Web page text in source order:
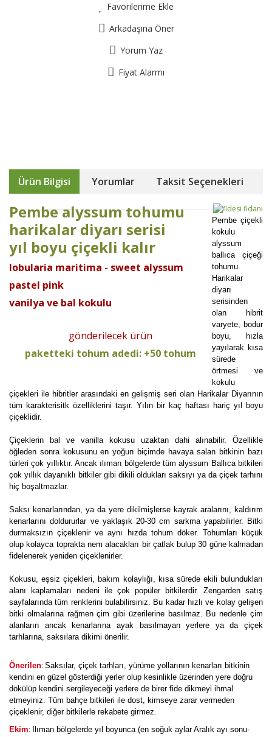
Favorilerime Ekle
Arkadaşına Öner
Yorum Yaz
Fiyat Alarmı
Ürün Bilgisi Yorumlar Taksit Seçenekleri
Pembe alyssum tohumu
harikalar diyarı serisi
yıl boyu çiçekli kalır
lobularia maritima - sweet alyssum
pastel pink
vanilya ve bal kokulu
gönderilecek ürün
paketteki tohum adedi: +50 tohum
Pembe çiçekli
kokulu
alyssum
ballıca çiçeği
tohumu.
Harikalar
diyarı
serisinden
olan hibrit
varyete, bodur
boyu, hızla
yayılarak kısa
sürede
örtmesi ve
kokulu
çiçekleri ile hibritler arasındaki en gelişmiş seri olan Harikalar Diyarının
tüm karakterisitk özelliklerini taşır. Yılın bir kaç haftası hariç yıl boyu
çiçeklidir.
Çiçeklerin bal ve vanilla kokusu uzaktan dahi alınabilir. Özellikle
öğleden sonra kokusunu en yoğun biçimde havaya salan bitkinin bazı
türleri çok yıllıktır. Ancak ılıman bölgelerde tüm alyssum Ballıca bitkileri
çok yıllık dayanıklı bitkiler gibi dikili oldukları saksıyı ya da çiçek tarhını
hiç boşaltmazlar.
Saksı kenarlarından, ya da yere dikilmişlerse kayrak aralarını, kaldırım
kenarlarını doldururlar ve yaklaşık 20-30 cm sarkma yapabilirler. Bitki
durmaksızın çiçeklenir ve aynı hızda tohum döker. Tohumları küçük
olup kolayca toprakta nem alacakları bir çatlak bulup 30 güne kalmadan
fidelenerek yeniden çiçeklenirler.
Kokusu, eşsiz çiçekleri, bakım kolaylığı, kısa sürede ekili bulundukları
alanı kaplamaları nedeni ile çok popüler bitkilerdir. Zengarden satış
sayfalarında tüm renklerini bulabilirsiniz. Bu kadar hızlı ve kolay gelişen
bitki olmalarına rağmen çim gibi üzerilerine basılmaz. Bu nedenle çim
alanların ancak kenarlarına ayak basılmayan yerlere ya da çiçek
tarhlarına, saksılara dikimi önerilir.
Önerilen: Saksılar, çiçek tarhları, yürüme yollarının kenarları bitkinin
kendini en güzel gösterdiği yerler olup kesinlikle üzerinden yere doğru
dökülüp kendini sergileyeceği yerlere de birer fide dikmeyi ihmal
etmeyiniz. Tüm bahçe bitkileri ile dost, kimseye zarar vermeden
çiçeklenir, diğer bitkilerle rekabete girmez.
Ekim:
Ilıman bölgelerde yıl boyunca (en soğuk aylar Aralık ayı sonu-